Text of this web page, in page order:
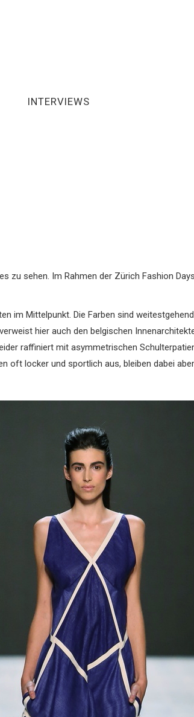
INTERVIEWS
zu sehen. Im Rahmen der Zürich Fashion
im Mittelpunkt. Die Farben sind
hier auch den belgischen
raffiniert mit asymmetrischen
oft locker und sportlich aus, bleiben dabei